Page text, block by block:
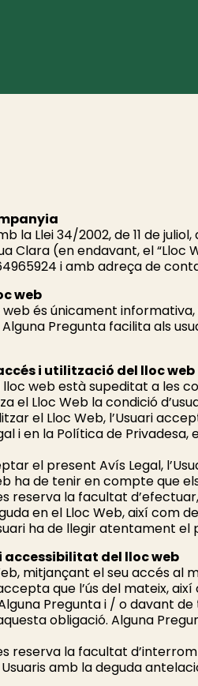
la Llei 34/2002, de 11 de
Clara (en endavant, el “Lloc
i amb adreça de
web
és únicament
Pregunta facilita als
i utilització del lloc web
lloc web està supeditat a les
el Lloc Web la condició
el Lloc Web, l’Usuari
i en la Política de
el present Avís Legal,
ha de tenir en compte que
reserva la facultat
en el Lloc Web, així com
ha de llegir atentament
accessibilitat del lloc web
mitjançant el seu accés
que l’ús del mateix,
Pregunta i / o davant
obligació. Alguna
reserva la facultat
amb la deguda